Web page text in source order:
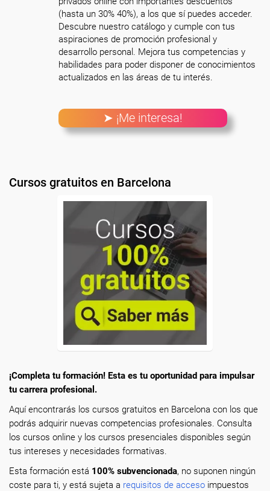
(hasta un 30% 40%), a los que sí puedes acceder.
Descubre nuestro catálogo y cumple con tus
aspiraciones de promoción profesional y
desarrollo personal. Mejora tus competencias y
habilidades para poder disponer de conocimientos
actualizados en las áreas de tu interés.
➤ ¡Me interesa!
Cursos gratuitos en Barcelona
¡Completa tu formación! Esta es tu oportunidad para impulsar
tu carrera profesional.
Aquí encontrarás los cursos gratuitos en Barcelona con los que
podrás adquirir nuevas competencias profesionales. Consulta
los cursos online y los cursos presenciales disponibles según
tus intereses y necesidades formativas.
Esta formación está 100% subvencionada, no suponen ningún
coste para ti, y está sujeta a requisitos de acceso impuestos